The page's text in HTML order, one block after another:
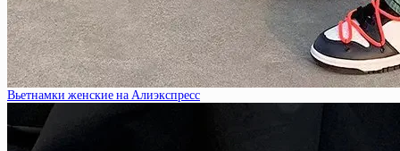
Вьетнамки женские на Алиэкспресс